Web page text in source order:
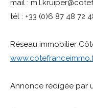
mail :
tél : +33 (0)6 87 48 72
Réseau immobilier
Annonce rédigée par